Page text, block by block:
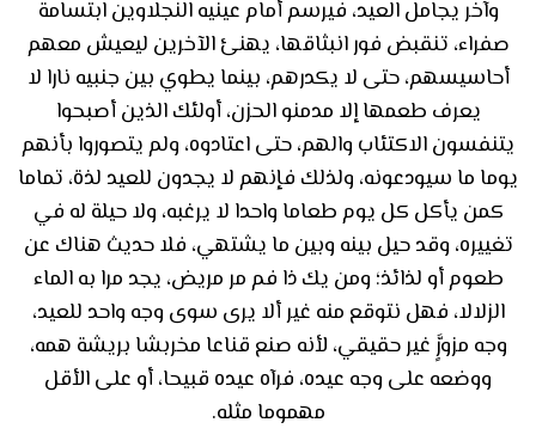
وآخر يجامل العيد، فيرسم أمام عينيه النجلاوين ابتسامة
صفراء، تنقبض فور انبثاقها، يهنئ الآخرين ليعيش معهم
أحاسيسهم، حتى لا يكدرهم، بينما يطوي بين جنبيه نارا لا
يعرف طعمها إلا مدمنو الحزن، أولئك الذين أصبحوا
يتنفسون الاكتئاب والهم، حتى اعتادوه، ولم يتصوروا بأنهم
يوما ما سيودعونه، ولذلك فإنهم لا يجدون للعيد لذة، تماما
كمن يأكل كل يوم طعاما واحدا لا يرغبه، ولا حيلة له في
تغييره، وقد حيل بينه وبين ما يشتهي، فلا حديث هناك عن
طعوم أو لذائذ؛ ومن يك ذا فم مر مريض، يجد مرا به الماء
الزلالا، فهل نتوقع منه غير ألا يرى سوى وجه واحد للعيد،
وجه مزوَّرٍ غير حقيقي، لأنه صنع قناعا مخربشا بريشة همه،
ووضعه على وجه عيده، فرآه عيده قبيحا، أو على الأقل
مهموما مثله.